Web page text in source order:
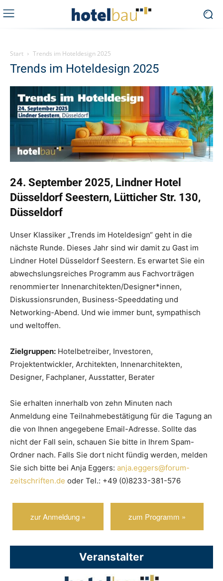
Start Trends im Hoteldesign 2025
Trends im Hoteldesign 2025
24. September 2025, Lindner Hotel
Düsseldorf Seestern, Lütticher Str. 130,
Düsseldorf
Unser Klassiker „Trends im Hoteldesign“ geht in die
nächste Runde. Dieses Jahr sind wir damit zu Gast im
Lindner Hotel Düsseldorf Seestern. Es erwartet Sie ein
abwechslungsreiches Programm aus Fachvorträgen
renommierter Innenarchitekten/Designer*innen,
Diskussionsrunden, Business-Speeddating und
Networking-Abend. Und wie immer bunt, sympathisch
und weltoffen.
Zielgruppen: Hotelbetreiber, Investoren,
Projektentwickler, Architekten, Innenarchitekten,
Designer, Fachplaner, Ausstatter, Berater
Sie erhalten innerhalb von zehn Minuten nach
Anmeldung eine Teilnahmebestätigung für die Tagung an
die von Ihnen angegebene Email-Adresse. Sollte das
nicht der Fall sein, schauen Sie bitte in Ihrem Spam-
Ordner nach. Falls Sie dort nicht fündig werden, melden
Sie sich bitte bei Anja Eggers: anja.eggers@forum-
zeitschriften.de oder Tel.: +49 (0)8233-381-576
zur Anmeldung » zum Programm »
Veranstalter